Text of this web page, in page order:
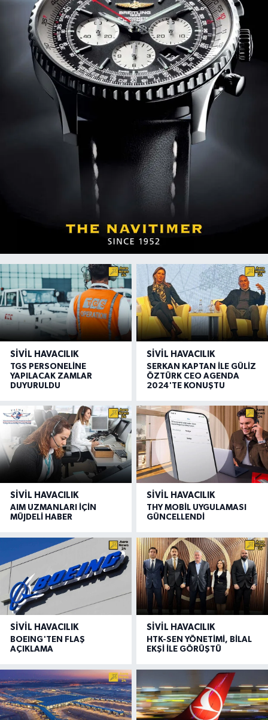
SIVIL HAVACILIK
TGS PERSONELİNE
YAPILACAK ZAMLAR
DUYURULDU
SIVIL HAVACILIK
SERKAN KAPTAN İLE GÜLİZ
ÖZTÜRK CEO AGENDA
2024'TE KONUŞTU
SIVIL HAVACILIK
AIM UZMANLARI İÇİN
MÜJDELİ HABER
SIVIL HAVACILIK
THY MOBİL UYGULAMASI
GÜNCELLENDİ
SIVIL HAVACILIK
BOEING'TEN FLAŞ
AÇIKLAMA
SIVIL HAVACILIK
HTK-SEN YÖNETİMİ, BİLAL
EKŞİ İLE GÖRÜŞTÜ